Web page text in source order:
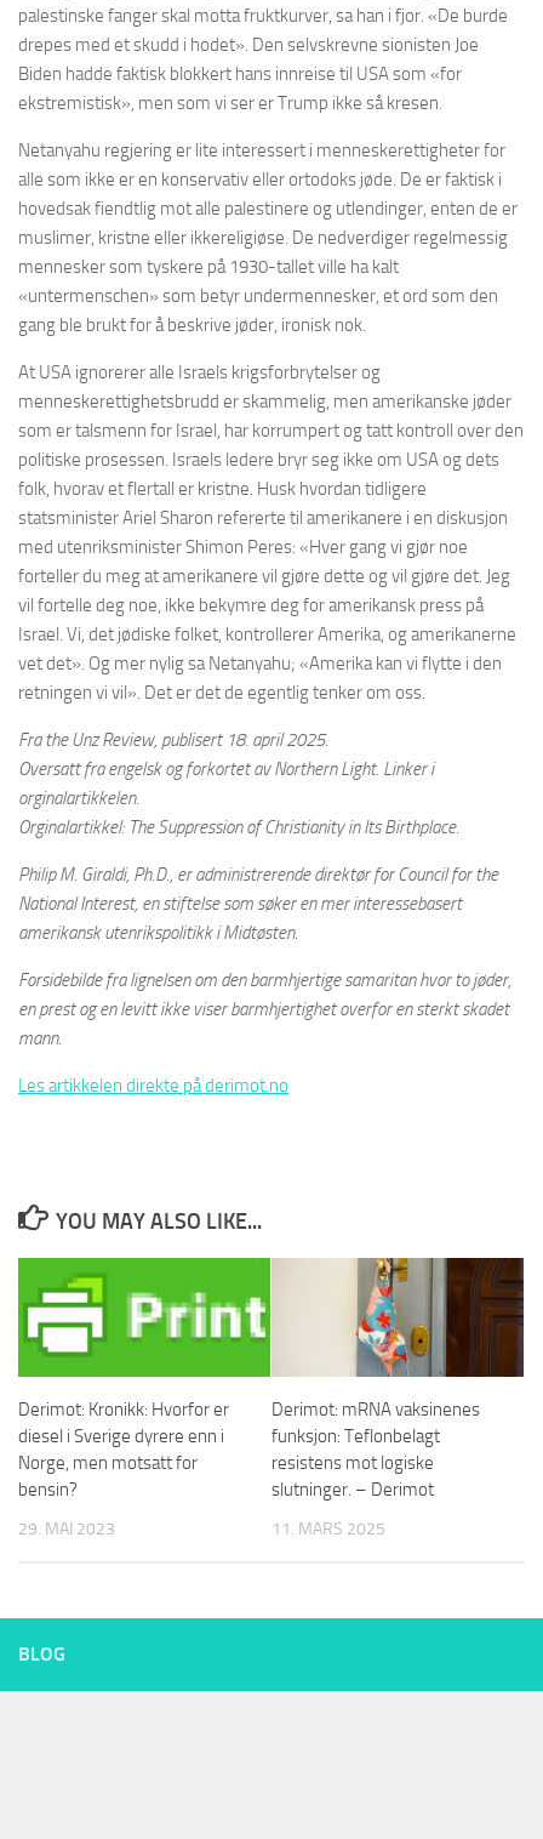
palestinske fanger skal motta fruktkurver, sa han i fjor. «De burde
drepes med et skudd i hodet». Den selvskrevne sionisten Joe
Biden hadde faktisk blokkert hans innreise til USA som «for
ekstremistisk», men som vi ser er Trump ikke så kresen.
Netanyahu regjering er lite interessert i menneskerettigheter for
alle som ikke er en konservativ eller ortodoks jøde. De er faktisk i
hovedsak fiendtlig mot alle palestinere og utlendinger, enten de er
muslimer, kristne eller ikkereligiøse. De nedverdiger regelmessig
mennesker som tyskere på 1930-tallet ville ha kalt
«untermenschen» som betyr undermennesker, et ord som den
gang ble brukt for å beskrive jøder, ironisk nok.
At USA ignorerer alle Israels krigsforbrytelser og
menneskerettighetsbrudd er skammelig, men amerikanske jøder
som er talsmenn for Israel, har korrumpert og tatt kontroll over den
politiske prosessen. Israels ledere bryr seg ikke om USA og dets
folk, hvorav et flertall er kristne. Husk hvordan tidligere
statsminister Ariel Sharon refererte til amerikanere i en diskusjon
med utenriksminister Shimon Peres: «Hver gang vi gjør noe
forteller du meg at amerikanere vil gjøre dette og vil gjøre det. Jeg
vil fortelle deg noe, ikke bekymre deg for amerikansk press på
Israel. Vi, det jødiske folket, kontrollerer Amerika, og amerikanerne
vet det». Og mer nylig sa Netanyahu; «Amerika kan vi flytte i den
retningen vi vil». Det er det de egentlig tenker om oss.
Fra the Unz Review, publisert 18. april 2025.
Oversatt fra engelsk og forkortet av Northern Light. Linker i
orginalartikkelen.
Orginalartikkel: The Suppression of Christianity in Its Birthplace.
Philip M. Giraldi, Ph.D., er administrerende direktør for Council for the
National Interest, en stiftelse som søker en mer interessebasert
amerikansk utenrikspolitikk i Midtøsten.
Forsidebilde fra lignelsen om den barmhjertige samaritan hvor to jøder,
en prest og en levitt ikke viser barmhjertighet overfor en sterkt skadet
mann.
Les artikkelen direkte på derimot.no
YOU MAY ALSO LIKE...
Derimot: Kronikk: Hvorfor er
diesel i Sverige dyrere enn i
Norge, men motsatt for
bensin?
29. MAI 2023
Derimot: mRNA vaksinenes
funksjon: Teflonbelagt
resistens mot logiske
slutninger. – Derimot
11. MARS 2025
BLOG